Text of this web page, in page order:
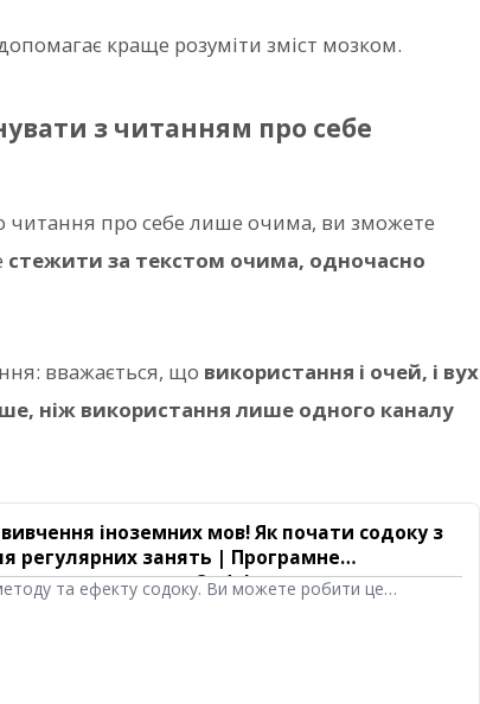
краще розуміти зміст мозком.
з читанням про себе
читання про себе лише очима, ви зможете
стежити за текстом очима, одночасно
вважається, що використання і очей, і вух
ніж використання лише одного каналу
іноземних мов! Як почати содоку з
регулярних занять | Програмне
читання тексту Ondoku
та ефекту содоку. Ви можете робити це